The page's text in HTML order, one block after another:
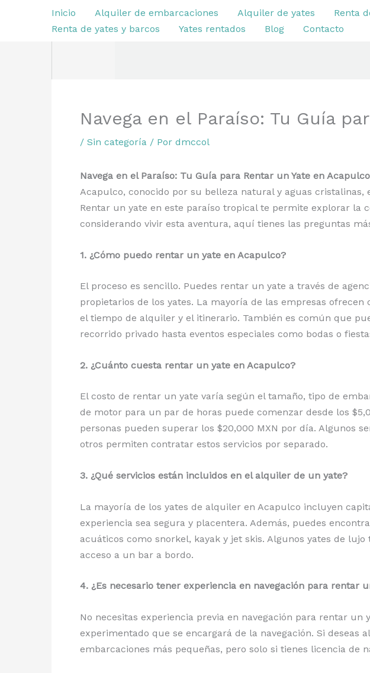
Inicio Alquiler de embarcaciones Alquiler de yates Renta
Renta de yates y barcos
Yates rentados Blog Contacto
Navega en el Paraíso: Tu Guía
/ Sin categoría / Por dmccol
Navega en el Paraíso: Tu Guía para Rentar un Yate en Acapulco
Acapulco, conocido por su belleza natural y aguas
Rentar un yate en este paraíso tropical te permite explorar la
considerando vivir esta aventura, aquí tienes las preguntas
1. ¿Cómo puedo rentar un yate en Acapulco?
El proceso es sencillo. Puedes rentar un yate a través de
propietarios de los yates. La mayoría de las empresas
el tiempo de alquiler y el itinerario. También es común que
recorrido privado hasta eventos especiales como bodas o
2. ¿Cuánto cuesta rentar un yate en Acapulco?
El costo de rentar un yate varía según el tamaño, tipo de
de motor para un par de horas puede comenzar desde los
personas pueden superar los $20,000 MXN por día. Algunos
otros permiten contratar estos servicios por separado.
3. ¿Qué servicios están incluidos en el alquiler de un yate?
La mayoría de los yates de alquiler en Acapulco incluyen
experiencia sea segura y placentera. Además, puedes
acuáticos como snorkel, kayak y jet skis. Algunos yates de
acceso a un bar a bordo.
4. ¿Es necesario tener experiencia en navegación para rentar
No necesitas experiencia previa en navegación para rentar
experimentado que se encargará de la navegación. Si
embarcaciones más pequeñas, pero solo si tienes licencia de